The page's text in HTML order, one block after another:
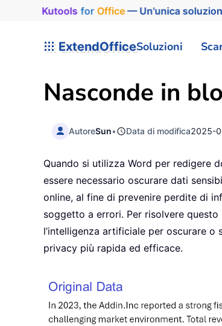
Kutools for Office— Un'unica
ExtendOfficeSoluzioni
Nasconde in
AutoreSun• Data di modifica2025-
Quando si utilizza Word per redigere
essere necessario oscurare dati
online, al fine di prevenire perdite di
soggetto a errori. Per risolvere
l’intelligenza artificiale per oscurare
privacy più rapida ed efficace.